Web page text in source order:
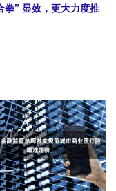
拳” 显效，更大力度推